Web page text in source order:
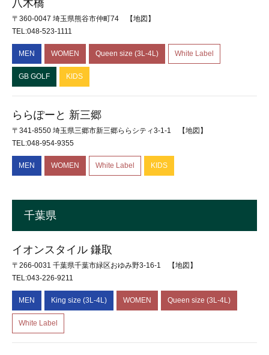
八木橋
〒360-0047 埼玉県熊谷市仲町74
【地図】
TEL:048-523-1111
MEN WOMEN Queen size (3L-4L) White Label
GB GOLF KIDS
ららぽーと 新三郷
〒341-8550 埼玉県三郷市新三郷ららシティ3-1-1
【地図】
TEL:048-954-9355
MEN WOMEN White Label KIDS
千葉県
イオンスタイル 鎌取
〒266-0031 千葉県千葉市緑区おゆみ野3-16-1
【地図】
TEL:043-226-9211
MEN King size (3L-4L) WOMEN Queen size (3L-4L)
White Label